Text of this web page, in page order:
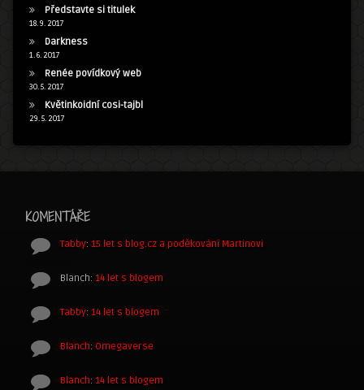
Představte si titulek
18. 9. 2017
Darkness
1. 6. 2017
Renée povídkový web
30. 5. 2017
Květinkoidní cosi-tajbl
29. 5. 2017
KOMENTÁŘE
Tabby: 15 let s blog.cz a poděkování Martinovi
Blanch: 14 let s blogem
Tabby: 14 let s blogem
Blanch: Omegaverse
Blanch: 14 let s blogem